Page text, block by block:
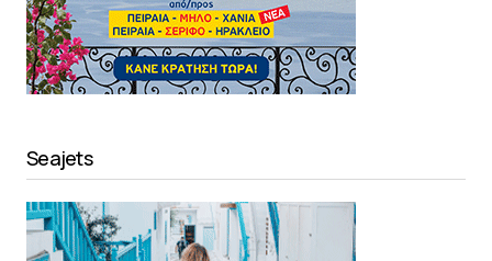
Seajets